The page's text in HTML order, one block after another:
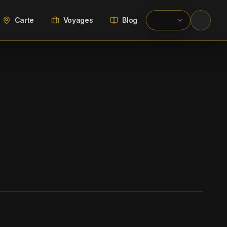
Carte Voyages Blog